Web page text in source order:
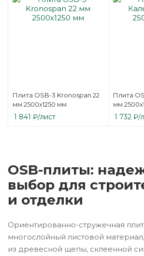
Плита OSB-3 Kronospan 22
мм 2500х1250 мм
1 841 ₽/лист
Плита
мм
1 732₽/
OSB-плиты:
выбор для
и отделки
Ориентированно-стружечная
многослойный листовой
из древесной щепы, склеенной